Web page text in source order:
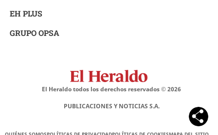
EH PLUS
GRUPO OPSA
El Heraldo todos los derechos reservados ©2026
PUBLICACIONES Y NOTICIAS S.A.